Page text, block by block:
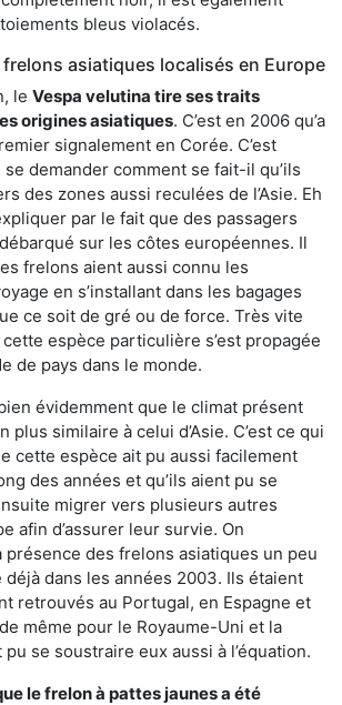
bleus violacés.
asiatiques localisés en Europe
le Vespa velutina tire ses traits
origines asiatiques. C’est en 2006 qu’a
signalement en Corée. C’est
demander comment se fait-il qu’ils
des zones aussi reculées de l’Asie. Eh
par le fait que des passagers
sur les côtes européennes. Il
frelons aient aussi connu les
en s’installant dans les bagages
ce soit de gré ou de force. Très vite
espèce particulière s’est propagée
de pays dans le monde.
évidemment que le climat présent
plus similaire à celui d’Asie. C’est ce qui
cette espèce ait pu aussi facilement
des années et qu’ils aient pu se
migrer vers plusieurs autres
afin d’assurer leur survie. On
présence des frelons asiatiques un peu
dans les années 2003. Ils étaient
retrouvés au Portugal, en Espagne et
même pour le Royaume-Uni et la
pu se soustraire eux aussi à l’équation.
le frelon à pattes jaunes a été